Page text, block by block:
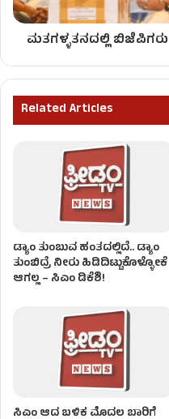
ಮತಗಳ್ಳತನದಲ್ಲಿ
Related Articles
ಡ್ಯಾಂ ತುಂಬುವ ಹಂತದಲ್ಲಿದೆ.. ಡ್ಯಾಂ
ತುಂಬಿದ್ರೆ ನೀರು ಹಿಡಿದಿಟ್ಟುಕೊಳ್ಳೋಕೆ
ಆಗಲ್ಲ – ಸಿಎಂ ಡಿಕೆಶಿ!
ಸಿಎಂ ಆದ ಬಳಿಕ ಮೊದಲ ಬಾರಿಗೆ